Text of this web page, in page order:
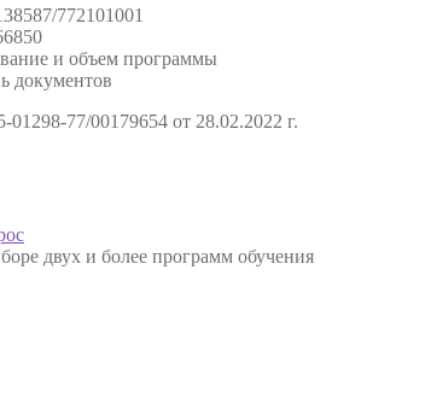
772101001
и объем программы
документов
77/00179654 от 28.02.2022 г.
двух и более программ обучения